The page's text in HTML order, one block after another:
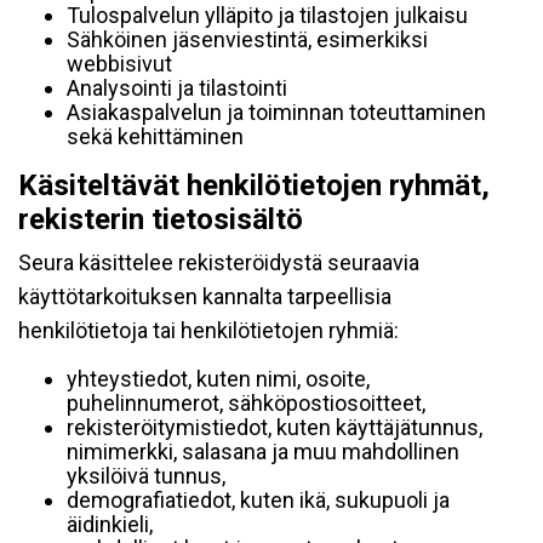
Tulospalvelun ylläpito ja tilastojen julkaisu
Sähköinen jäsenviestintä, esimerkiksi
webbisivut
Analysointi ja tilastointi
Asiakaspalvelun ja toiminnan toteuttaminen
sekä kehittäminen
Käsiteltävät henkilötietojen ryhmät,
rekisterin tietosisältö
Seura käsittelee rekisteröidystä seuraavia
käyttötarkoituksen kannalta tarpeellisia
henkilötietoja tai henkilötietojen ryhmiä:
yhteystiedot, kuten nimi, osoite,
puhelinnumerot, sähköpostiosoitteet,
rekisteröitymistiedot, kuten käyttäjätunnus,
nimimerkki, salasana ja muu mahdollinen
yksilöivä tunnus,
demografiatiedot, kuten ikä, sukupuoli ja
äidinkieli,